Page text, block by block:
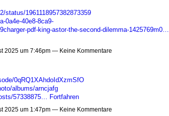
status/1961118957382873359
0a4e-40e8-8ca9-
pdf-king-astor-the-second-dilemma-1425769m0…
2025 um 7:46pm — Keine Kommentare
0qRQ1XAhdoIdXzmSfO
albums/arncjafg
57338875… Fortfahren
2025 um 1:47pm — Keine Kommentare